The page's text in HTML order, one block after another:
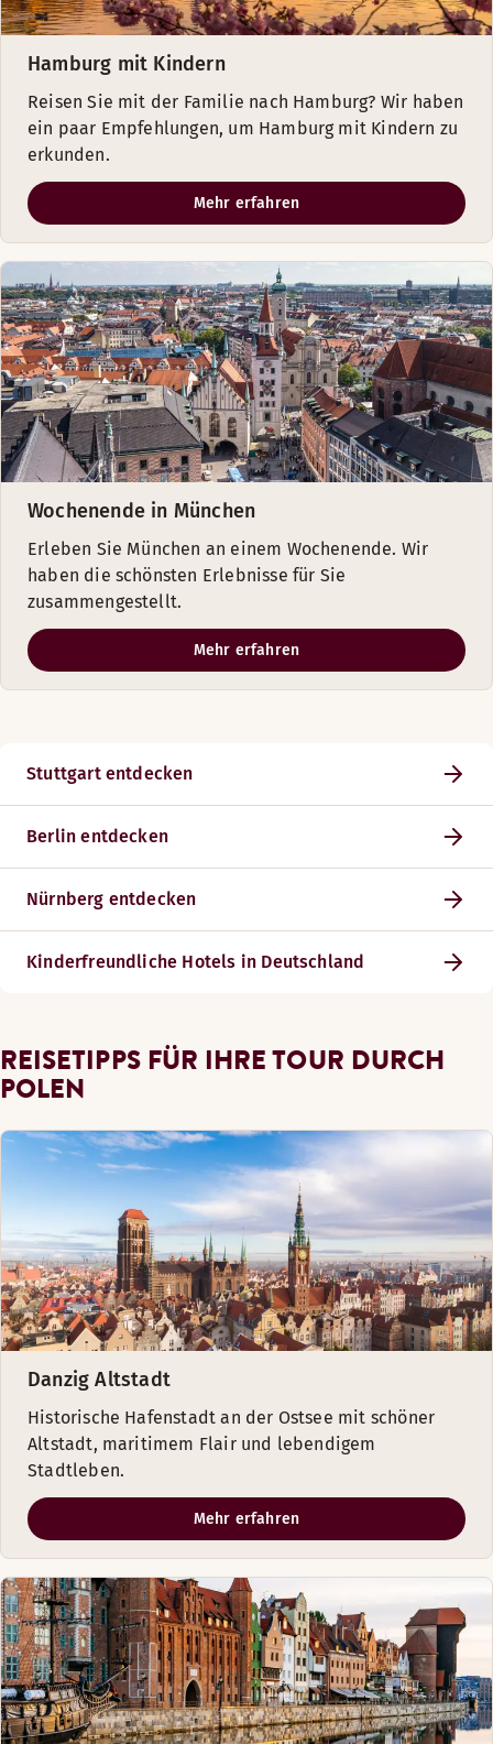
Hamburg mit Kindern
Reisen Sie mit der Familie nach Hamburg? Wir haben
ein paar Empfehlungen, um Hamburg mit Kindern zu
erkunden.
Mehr erfahren
Wochenende in München
Erleben Sie München an einem Wochenende. Wir
haben die schönsten Erlebnisse für Sie
zusammengestellt.
Mehr erfahren
Stuttgart entdecken
Berlin entdecken
Nürnberg entdecken
Kinderfreundliche Hotels in Deutschland
REISETIPPS FÜR IHRE TOUR DURCH
POLEN
Danzig Altstadt
Historische Hafenstadt an der Ostsee mit schöner
Altstadt, maritimem Flair und lebendigem
Stadtleben.
Mehr erfahren